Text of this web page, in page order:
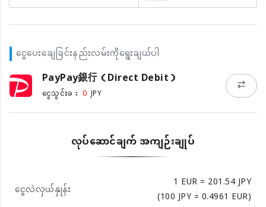
ငွေပေးချေခြင်းနည်းလမ်းကိုရွေးချယ်ပါ
PayPay銀行（Direct Debit）
ငွေသွင်းခ： 0 JPY
လုပ်ဆောင်ချက် အကျဉ်းချုပ်
ငွေလဲလှယ်နှုန်း
1 EUR = 201.54 JPY
(100 JPY = 0.4961 EUR)